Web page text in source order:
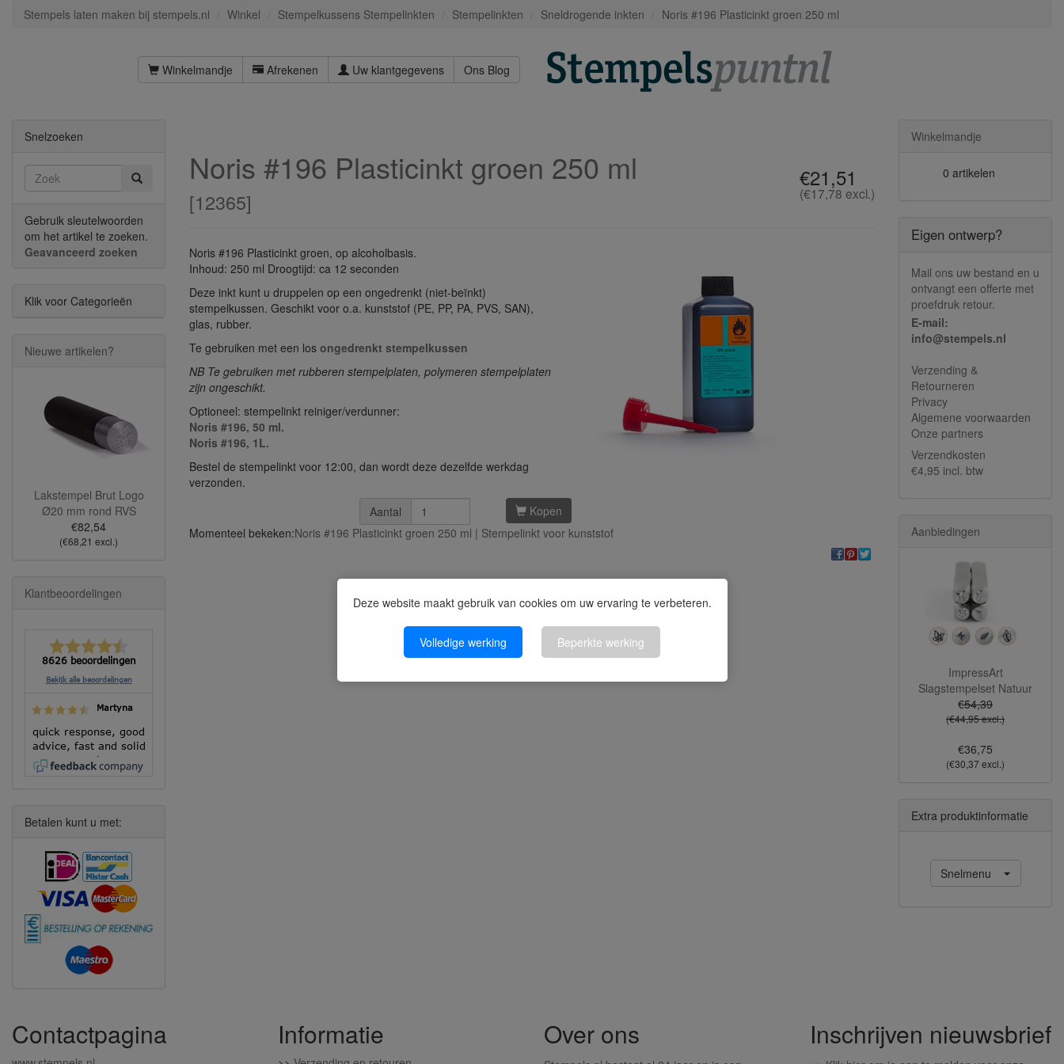
Deze website maakt gebruik van cookies om uw ervaring te verbeteren.
Volledige werking Beperkte werking
Stempels laten maken bij stempels.nl Winkel Stempelkussens Stempelinkten Stempelinkten Sneldrogende inkten Noris #196 Plasticinkt groen 250 ml
Winkelmandje Afrekenen Uw klantgegevens Ons Blog
€21,51
(€17,78 excl.)
Noris #196 Plasticinkt groen 250 ml
[12365]
Noris #196 Plasticinkt groen, op alcoholbasis.
Inhoud: 250 ml Droogtijd: ca 12 seconden
Deze inkt kunt u druppelen op een ongedrenkt (niet-beïnkt)
stempelkussen. Geschikt voor o.a. kunststof (PE, PP, PA, PVS, SAN),
glas, rubber.
Te gebruiken met een los ongedrenkt stempelkussen
NB Te gebruiken met rubberen stempelplaten, polymeren stempelplaten
zijn ongeschikt.
Optioneel: stempelinkt reiniger/verdunner:
Noris #196, 50 ml.
Noris #196, 1L.
Bestel de stempelinkt voor 12:00, dan wordt deze dezelfde werkdag
verzonden.
Aantal
Kopen
Momenteel bekeken:Noris #196 Plasticinkt groen 250 ml | Stempelinkt voor kunststof
Snelzoeken
Gebruik sleutelwoorden
om het artikel te zoeken.
Geavanceerd zoeken
Klik voor Categorieën
Nieuwe artikelen?
Lakstempel Brut Logo
Ø20 mm rond RVS
€82,54
(€68,21 excl.)
Klantbeoordelingen
8626 beoordelingen
Bekijk alle beoordelingen
Martyna
quick response, good
advice, fast and solid
execution!
Betalen kunt u met:
Winkelmandje
0 artikelen
Eigen ontwerp?
Mail ons uw bestand en u
ontvangt een offerte met
proefdruk retour.
E-mail:
info@stempels.nl
Verzending &
Retourneren
Privacy
Algemene voorwaarden
Onze partners
Verzendkosten
€4,95 incl. btw
Aanbiedingen
ImpressArt
Slagstempelset Natuur
€54,39
(€44,95 excl.)
€36,75
(€30,37 excl.)
Extra produktinformatie
Snelmenu
Contactpagina Informatie Over ons Inschrijven nieuwsbrief